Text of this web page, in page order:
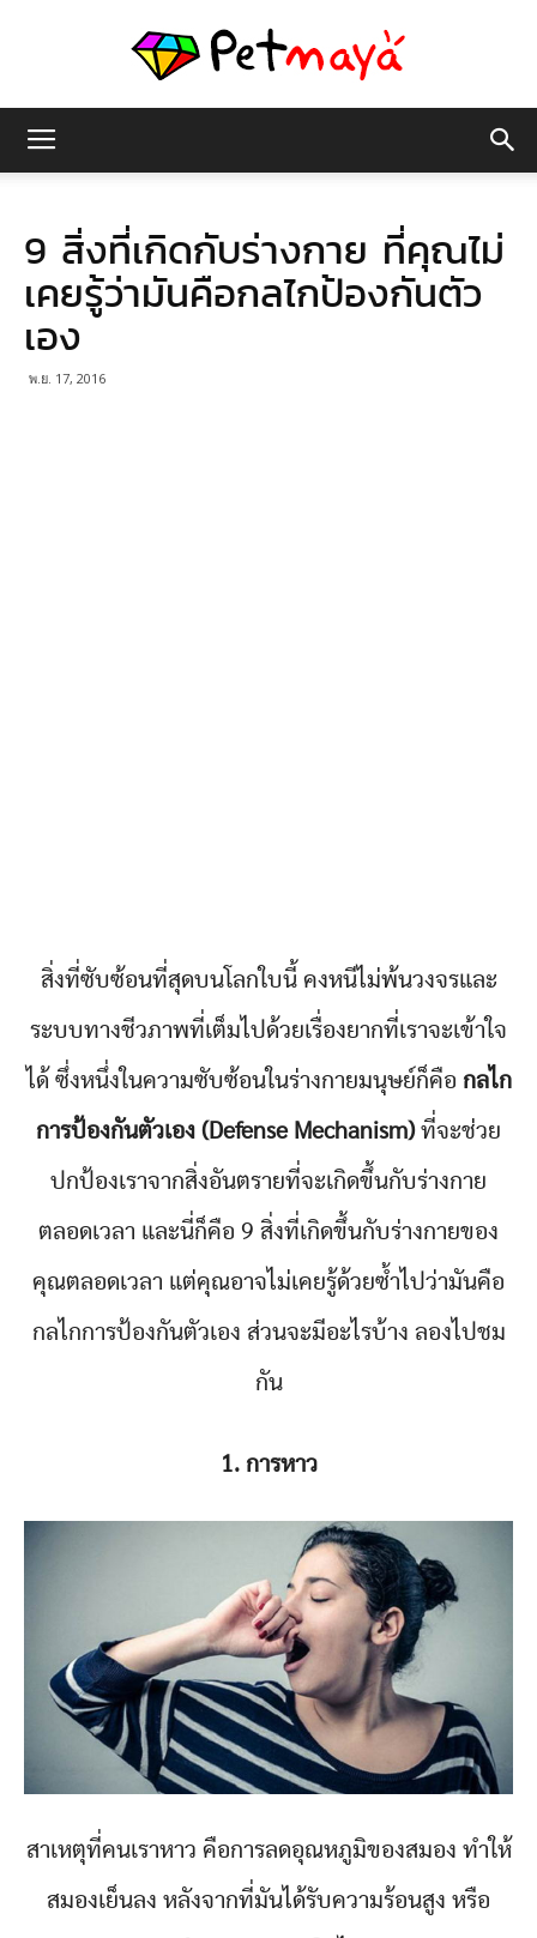
มายา
9 สิ่งที่เกิดกับร่างกาย ที่คุณไม่
เคยรู้ว่ามันคือกลไกป้องกันตัว
เอง
พ.ย. 17, 2016
สิ่งที่ซับซ้อนที่สุดบนโลกใบนี้ คงหนีไม่พ้นวงจรและ
ระบบทางชีวภาพที่เต็มไปด้วยเรื่องยากที่เราจะเข้าใจ
ได้ ซึ่งหนึ่งในความซับซ้อนในร่างกายมนุษย์ก็คือ กลไก
การป้องกันตัวเอง (Defense Mechanism)ที่จะช่วย
ปกป้องเราจากสิ่งอันตรายที่จะเกิดขึ้นกับร่างกาย
ตลอดเวลา และนี่ก็คือ 9 สิ่งที่เกิดขึ้นกับร่างกายของ
คุณตลอดเวลา แต่คุณอาจไม่เคยรู้ด้วยซ้ำไปว่ามันคือ
กลไกการป้องกันตัวเอง ส่วนจะมีอะไรบ้าง ลองไปชม
กัน
1. การหาว
สาเหตุที่คนเราหาว คือการลดอุณหภูมิของสมอง ทำให้
สมองเย็นลง หลังจากที่มันได้รับความร้อนสูง หรือ